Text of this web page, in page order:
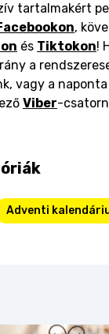
tartalmakért
,
és Tiktokon!
a
vagy a
Viber-
Adventi